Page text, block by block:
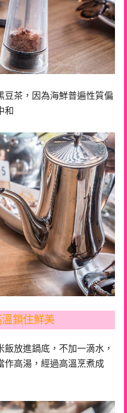
豆茶，因為海鮮普遍性質偏
和
鎖住鮮美
放進鍋底，不加一滴水，
作高湯，經過高溫烹煮成